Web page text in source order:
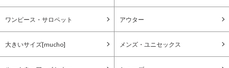
ワンピース・サロペット アウター
大きいサイズ[mucho] メンズ・ユニセックス